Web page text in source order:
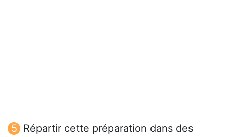
Répartir cette préparation dans des